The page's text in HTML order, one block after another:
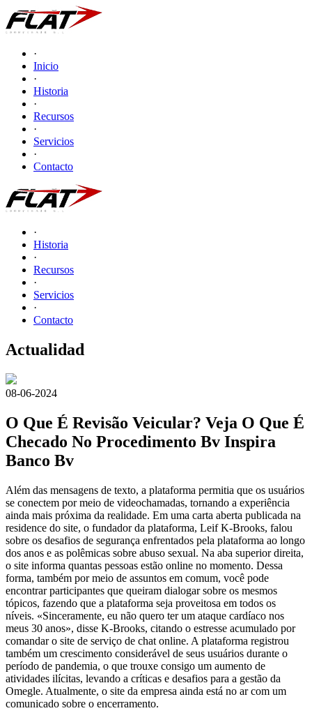
·
Inicio
·
Historia
·
Recursos
·
Servicios
·
Contacto
·
Historia
·
Recursos
·
Servicios
·
Contacto
Actualidad
08-06-2024
O Que É Revisão Veicular? Veja O Que É
Checado No Procedimento Bv Inspira
Banco Bv
Além das mensagens de texto, a plataforma permitia que os usuários
se conectem por meio de videochamadas, tornando a experiência
ainda mais próxima da realidade. Em uma carta aberta publicada na
residence do site, o fundador da plataforma, Leif K-Brooks, falou
sobre os desafios de segurança enfrentados pela plataforma ao longo
dos anos e as polêmicas sobre abuso sexual. Na aba superior direita,
o site informa quantas pessoas estão online no momento. Dessa
forma, também por meio de assuntos em comum, você pode
encontrar participantes que queiram dialogar sobre os mesmos
tópicos, fazendo que a plataforma seja proveitosa em todos os
níveis. «Sinceramente, eu não quero ter um ataque cardíaco nos
meus 30 anos», disse K-Brooks, citando o estresse acumulado por
comandar o site de serviço de chat online. A plataforma registrou
também um crescimento considerável de seus usuários durante o
período de pandemia, o que trouxe consigo um aumento de
atividades ilícitas, levando a críticas e desafios para a gestão da
Omegle. Atualmente, o site da empresa ainda está no ar com um
comunicado sobre o encerramento.